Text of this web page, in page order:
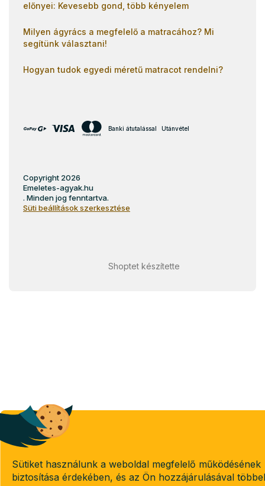
Sütiket használunk a weboldal megfelelő működésének
biztosítása érdekében, és az Ön hozzájárulásával
előnyei: Kevesebb gond, több kényelem
Milyen ágyrács a megfelelő a matracához? Mi
segítünk választani!
Hogyan tudok egyedi méretű matracot rendelni?
Banki átutalással Utánvétel
Shoptet készítette
Copyright 2026
Emeletes-agyak.hu
. Minden jog fenntartva.
Süti beállítások szerkesztése